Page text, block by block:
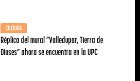
CULTURA
Réplica del mural “Valledupar, Tierra de
Dioses” ahora se encuentra en la UPC